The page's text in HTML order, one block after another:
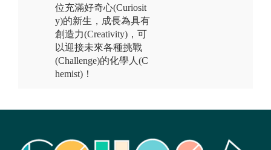
位充滿好奇心(Curiosit
y)的新生，成長為具有
創造力(Creativity)，可
以迎接未來各種挑戰
(Challenge)的化學人(C
hemist)！